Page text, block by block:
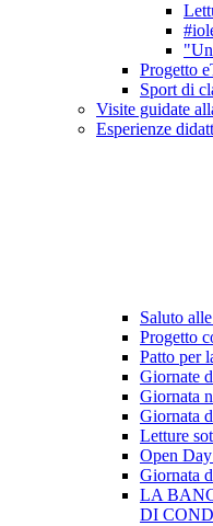
Progetto
Sport di
Visite guidate
Esperienze
Saluto
Progetto
Patto per
Giornate
Giornata
Giornata
Letture
Open
Giornata
LA
DI